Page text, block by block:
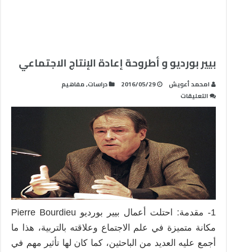
بيير بورديو و أطروحة إعادة الإنتاج الاجتماعي
امحمد أعويش 2016/05/29 دراسات,مفاهيم
التعليقات
بيير
أطروحة
إعادة
الإنتاج
الاجتماعي
مغلقة
1- مقدمة: احتلت أعمال بيير بورديو Pierre Bourdieu
مكانة متميزة في علم الاجتماع وعلاقته بالتربية، هذا ما
أجمع عليه العديد من الباحثين، كما كان لها تأثير مهم في